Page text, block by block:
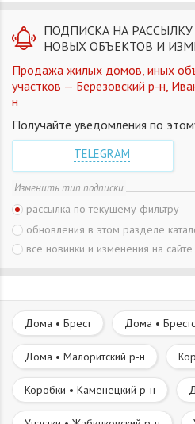
ПОДПИСКА НА РАССЫЛКУ
НОВЫХ ОБЪЕКТОВ И
Продажа жилых домов, иных
участков — Березовский р-н,
н
Получайте уведомления по
TELEGRAM
Изменить тип подписки
рассылка по текущему фильтру
обновления в этом разделе
все новинки и изменения на сайте
Дома • Брест Дома •
Дома • Малоритский р-н
Коробки • Каменецкий р-н